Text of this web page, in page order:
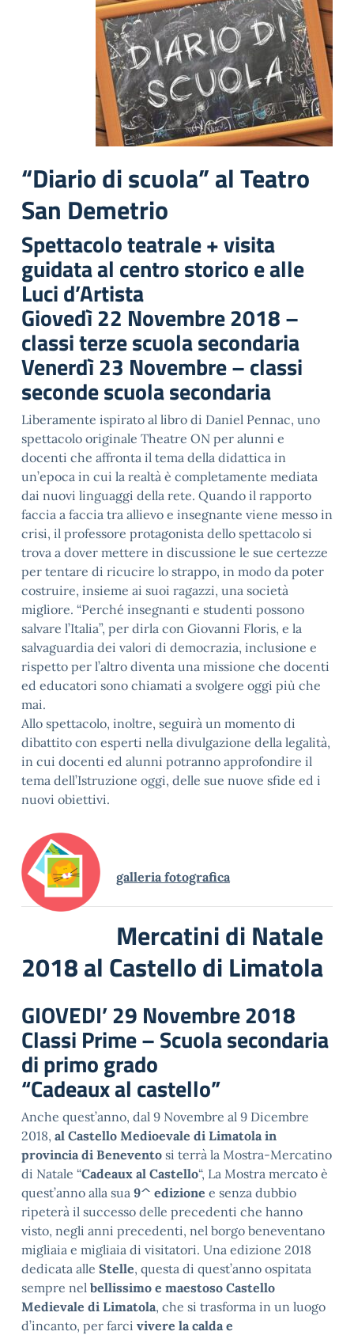
“Diario di scuola” al Teatro
San Demetrio
Spettacolo teatrale + visita
guidata al centro storico e alle
Luci d’Artista
Giovedì 22 Novembre 2018 –
classi terze scuola secondaria
Venerdì 23 Novembre – classi
seconde scuola secondaria
Liberamente ispirato al libro di Daniel Pennac, uno
spettacolo originale Theatre ON per alunni e
docenti che affronta il tema della didattica in
un’epoca in cui la realtà è completamente mediata
dai nuovi linguaggi della rete. Quando il rapporto
faccia a faccia tra allievo e insegnante viene messo in
crisi, il professore protagonista dello spettacolo si
trova a dover mettere in discussione le sue certezze
per tentare di ricucire lo strappo, in modo da poter
costruire, insieme ai suoi ragazzi, una società
migliore. “Perché insegnanti e studenti possono
salvare l’Italia”, per dirla con Giovanni Floris, e la
salvaguardia dei valori di democrazia, inclusione e
rispetto per l’altro diventa una missione che docenti
ed educatori sono chiamati a svolgere oggi più che
mai.
Allo spettacolo, inoltre, seguirà un momento di
dibattito con esperti nella divulgazione della legalità,
in cui docenti ed alunni potranno approfondire il
tema dell’Istruzione oggi, delle sue nuove sfide ed i
nuovi obiettivi.
galleria fotografica
Mercatini di Natale
2018 al Castello di Limatola
GIOVEDI’ 29 Novembre 2018
Classi Prime – Scuola secondaria
di primo grado
“Cadeaux al castello”
Anche quest’anno, dal 9 Novembre al 9 Dicembre
2018, al Castello Medioevale di Limatola in
provincia di Benevento si terrà la Mostra-Mercatino
di Natale “Cadeaux al Castello“, La Mostra mercato è
quest’anno alla sua 9^ edizione e senza dubbio
ripeterà il successo delle precedenti che hanno
visto, negli anni precedenti, nel borgo beneventano
migliaia e migliaia di visitatori. Una edizione 2018
dedicata alle Stelle, questa di quest’anno ospitata
sempre nel bellissimo e maestoso Castello
Medievale di Limatola, che si trasforma in un luogo
d’incanto, per farci vivere la calda e